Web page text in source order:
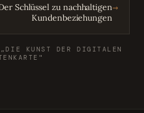
Schlüssel zu nachhaltigen
Kundenbeziehungen
→
KUNST DER DIGITALEN